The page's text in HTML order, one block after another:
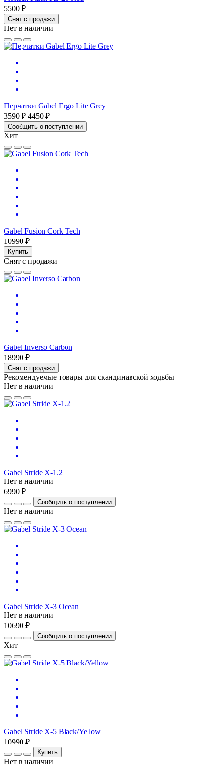
5500 ₽
Снят с продажи
Нет в наличии
Перчатки Gabel Ergo Lite Grey
3590 ₽ 4450 ₽
Сообщить о поступлении
Хит
Gabel Fusion Cork Tech
10990 ₽
Купить
Снят с продажи
Gabel Inverso Carbon
18990 ₽
Снят с продажи
Рекомендуемые товары для скандинавской ходьбы
Нет в наличии
Gabel Stride X-1.2
Нет в наличии
6990 ₽
Сообщить о поступлении
Нет в наличии
Gabel Stride X-3 Ocean
Нет в наличии
10690 ₽
Сообщить о поступлении
Хит
Gabel Stride X-5 Black/Yellow
10990 ₽
Купить
Нет в наличии